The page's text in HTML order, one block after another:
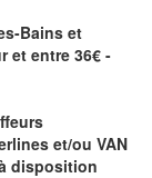
Bains et
et entre 36€ -
et/ou VAN
disposition